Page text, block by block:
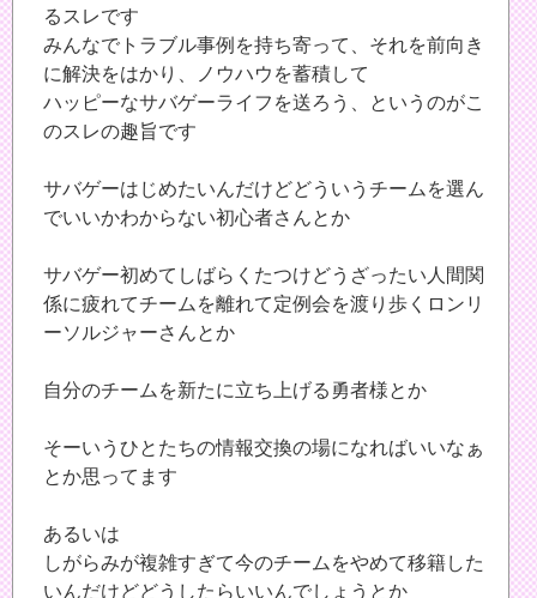
るスレです
みんなでトラブル事例を持ち寄って、それを前向き
に解決をはかり、ノウハウを蓄積して
ハッピーなサバゲーライフを送ろう、というのがこ
のスレの趣旨です
サバゲーはじめたいんだけどどういうチームを選ん
でいいかわからない初心者さんとか
サバゲー初めてしばらくたつけどうざったい人間関
係に疲れてチームを離れて定例会を渡り歩くロンリ
ーソルジャーさんとか
自分のチームを新たに立ち上げる勇者様とか
そーいうひとたちの情報交換の場になればいいなぁ
とか思ってます
あるいは
しがらみが複雑すぎて今のチームをやめて移籍した
いんだけどどうしたらいいんでしょうとか